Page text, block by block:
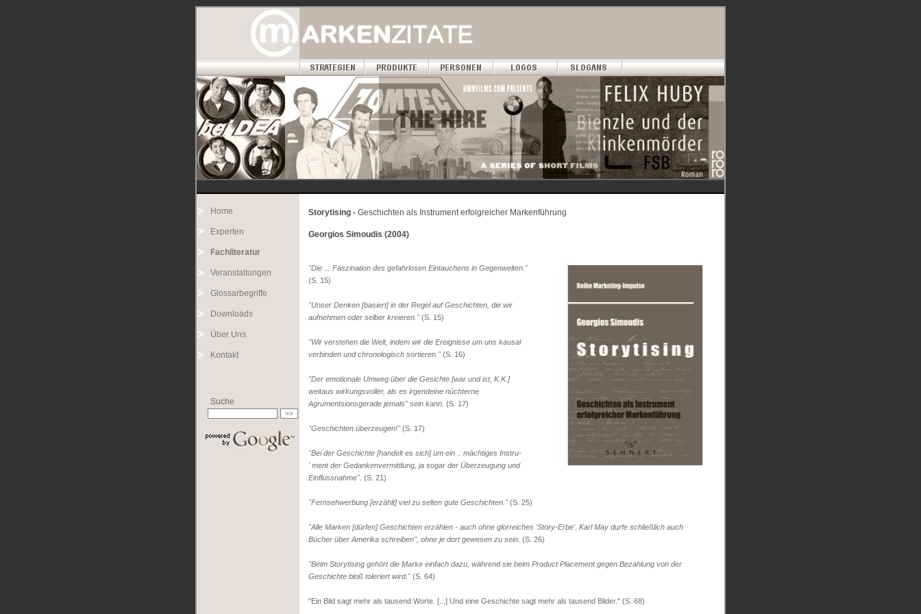
Home
Experten
Fachliteratur
Veranstaltungen
Glossarbegriffe
Downloads
Über Uns
Kontakt
Suche
Storytising - Geschichten als Instrument erfolgreicher Markenführung
Georgios Simoudis (2004)
"Die ... Faszination des gefahrlosen Eintauchens in Gegenwelten."
(S. 15)
"Unser Denken [basiert] in der Regel auf Geschichten, die wir
aufnehmen oder selber kreieren."(S. 15)
"Wir verstehen die Welt, indem wir die Ereignisse um uns kausal
verbinden und chronologisch sortieren."(S. 16)
"Der emotionale Umweg über die Gesichte [war und ist, K.K.]
weitaus wirkungsvoller, als es irgendeine nüchterne
Agrumentsionsgerade jemals" sein kann. (S. 17)
"Geschichten überzeugen!"(S. 17)
"Bei der Geschichte [handelt es sich] um ein .. mächtiges Instru-
' ment der Gedankenvermittlung, ja sogar der Überzeugung und
Einflussnahme". (S. 21)
"Fernsehwerbung [erzählt] viel zu selten gute Geschichten."(S. 25)
"Alle Marken [dürfen] Geschichten erzählen - auch ohne glorreiches 'Story-Erbe'. Karl May durfe schließlich auch
Bücher über Amerika schreiben", ohne je dort gewesen zu sein. (S. 26)
"Beim Storytising gehört die Marke einfach dazu, während sie beim Product Placement gegen Bezahlung von der
Geschichte bloß toleriert wird."(S. 64)
"Ein Bild sagt mehr als tausend Worte. [...] Und eine Geschichte sagt mehr als tausend Bilder." (S. 68)